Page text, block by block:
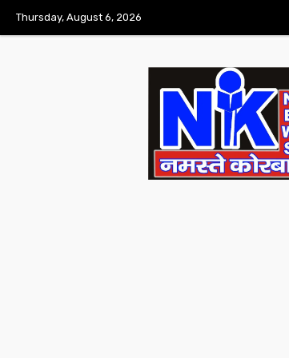
Thursday, August 6, 2026